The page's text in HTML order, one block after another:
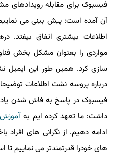
فیسبوک برای مقابله رویدادهای
آن آمده است: پیش بینی می
اطلاعات بیشتری اتفاق بیفتد.
مواردی را بعنوان مشکل بخش
سازی کرد. همین طور این ایمیل
درباره پروسه نشت اطلاعات
فیسبوک در پاسخ به فاش شدن
داشت: ما تعهد کرده ایم بهآموزش
ادامه دهیم. از نگرانی های افراد
های خودرا قدرتمندتر می نماییم